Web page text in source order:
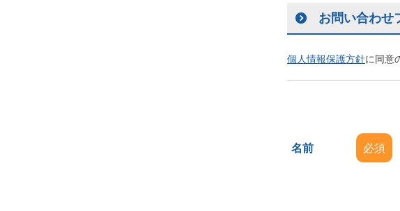
お問い合わせ
個人情報保護方針に同意
名前 必須